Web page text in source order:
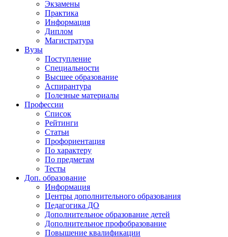
Экзамены
Практика
Информация
Диплом
Магистратура
Вузы
Поступление
Специальности
Высшее образование
Аспирантура
Полезные материалы
Профессии
Список
Рейтинги
Статьи
Профориентация
По характеру
По предметам
Тесты
Доп. образование
Информация
Центры дополнительного образования
Педагогика ДО
Дополнительное образование детей
Дополнительное профобразование
Повышение квалификации